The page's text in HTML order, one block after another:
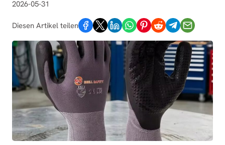
2026-05-31
Diesen Artikel teilen